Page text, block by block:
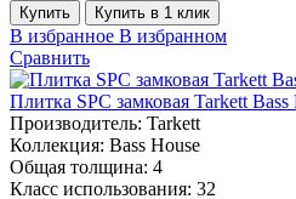
Купить Купить в 1 клик
В избранное В избранном
Сравнить
Плитка SPC замковая Tarkett Bass
Производитель: Tarkett
Коллекция: Bass House
Общая толщина: 4
Класс использования: 32